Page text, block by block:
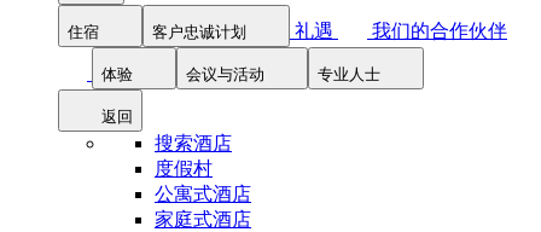
住宿 客户忠诚计划 礼遇 我们的合作伙伴
体验 会议与活动 专业人士
返回
搜索酒店
度假村
公寓式酒店
家庭式酒店